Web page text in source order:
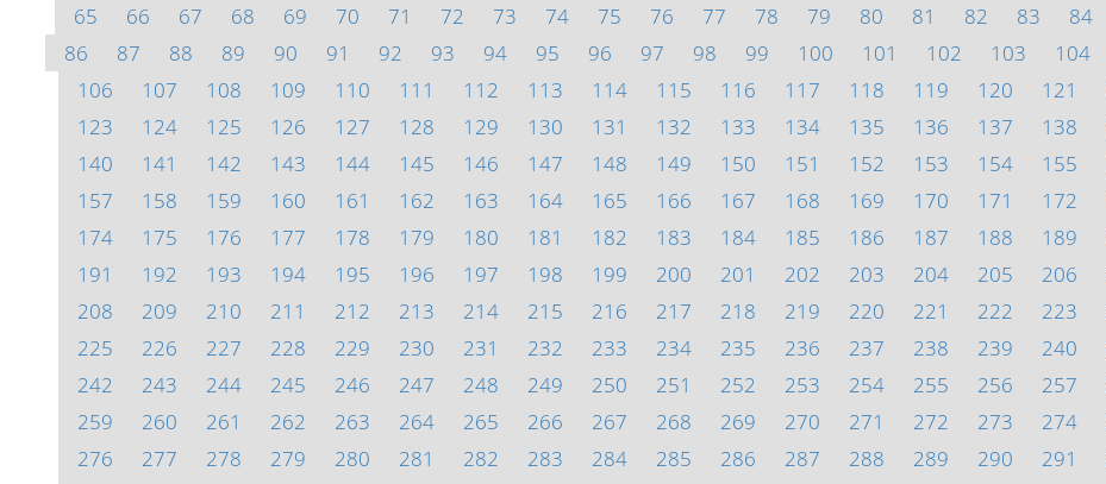
65
66 67 68 69 70 71 72 73 74 75 76 77 78 79 80 81 82 83 84
86
87 88 89 90 91 92 93 94 95 96 97 98 99 100 101 102 103 104
106
107 108 109 110 111 112 113 114 115 116 117 118 119 120 121
123
124 125 126 127 128 129 130 131 132 133 134 135 136 137 138
140
141 142 143 144 145 146 147 148 149 150 151 152 153 154 155
157
158 159 160 161 162 163 164 165 166 167 168 169 170 171 172
174
175 176 177 178 179 180 181 182 183 184 185 186 187 188 189
191
192 193 194 195 196 197 198 199 200 201 202 203 204 205 206
208
209 210 211 212 213 214 215 216 217 218 219 220 221 222 223
225
226 227 228 229 230 231 232 233 234 235 236 237 238 239 240
242
243 244 245 246 247 248 249 250 251 252 253 254 255 256 257
259
260 261 262 263 264 265 266 267 268 269 270 271 272 273 274
276
277 278 279 280 281 282 283 284 285 286 287 288 289 290 291